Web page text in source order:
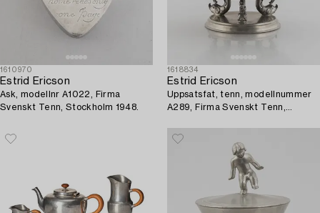
1610970
Estrid Ericson
Ask, modellnr A1022, Firma
Svenskt Tenn, Stockholm 1948.
1618834
Estrid Ericson
Uppsatsfat, tenn, modellnummer
A289, Firma Svenskt Tenn,